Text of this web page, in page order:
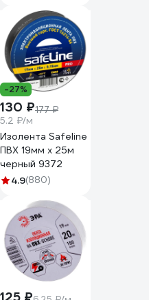
-27%
130 ₽177 ₽
5.2 ₽/м
Изолента Safeline
ПВХ 19мм х 25м
черный 9372
4.9(880)